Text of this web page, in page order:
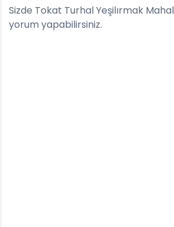
Sizde Tokat Turhal Yeşilırmak
yorum yapabilirsiniz.